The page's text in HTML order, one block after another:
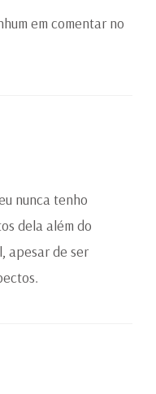
em comentar no
nunca tenho
dela além do
apesar de ser